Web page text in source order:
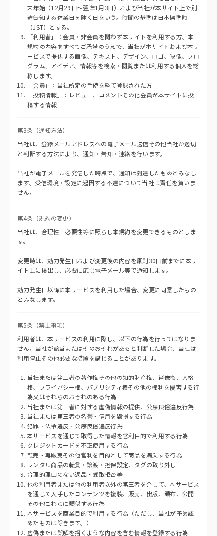
末年始（12月29日〜翌年1月3日）および当社が本サイト上で別
途告知する休業日を除く日をいう。時間の基準は日本標準時
（JST）とする。
「利用者」：会員・非会員を問わず本サイトを利用する方。本
規約の内容をすべてご承諾のうえで、当社が本サイトおよび本サ
ービスで提供する画像、テキスト、デザイン、ロゴ、映像、プロ
グラム、アイデア、情報等を検索・閲覧または利用する個人を総
称します。
「会員」：当社所定の手続を経て登録された方
「投稿情報」：レビュー、コメントその他会員が本サイトに投
稿する情報
第3条（通知方法）
当社は、登録メールアドレスへの電子メール送信その他当社が適切
と判断する方法により、通知・告知・連絡を行います。
当社が電子メールを発信した時点で、通知は到達したものとみなし
ます。受信環境・設定に起因する不達について当社は責任を負いま
せん。
第4条（規約の変更）
当社は、合理性・必要性等に照らし本規約を変更できるものとしま
す。
変更時は、効力発生日および変更後の内容を原則30日前までに本サ
イト上に掲出し、必要に応じ電子メール等で通知します。
効力発生日以降に本サービスを利用した場合、変更に同意したもの
とみなします。
第5条（禁止事項）
利用者は、本サービスの利用に際し、以下の行為を行ってはなりま
せん。当社が該当またはそのおそれがあると判断した場合、当社は
利用停止その他必要な措置を講じることがあります。
当社または第三者の著作権その他の知的財産権、肖像権、人格
権、プライバシー権、パブリシティ権その他の権利を侵害する行
為又はそれらのおそれのある行為
当社または第三者に対する虚偽情報の提供、公序良俗違反行為
当社または第三者の名誉・信用を毀損する行為
犯罪・法令違反・公序良俗違反行為
本サービスを通じて取得した情報を営利目的で利用する行為
クレジットカードを不正使用する行為
転売・再販売その他営利を目的として商品を購入する行為
レンタル商品の転貸・譲渡・担保設定、タグの取り外し
合理的理由のない返品・受取拒否等
他の利用者または他の利用者以外の第三者を介して、本サービス
を通じて入手したコンテンツを複製、販売、出版、頒布、公開
その他これらに類似する行為
本サービスを商業目的で利用する行為（ただし、当社が予め認
めたものは除きます。）
虚偽または誤解を招くような内容を含む情報を登録する行為